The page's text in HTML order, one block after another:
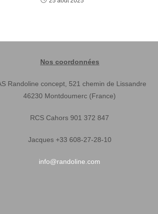
Nos coordonnées
Randoline concept, 521 chemin de Lissandre
46230 Montdoumerc (France)
RCS Cahors 901 372 847
Jacques +33 608-27-28-10
info@randoline.com